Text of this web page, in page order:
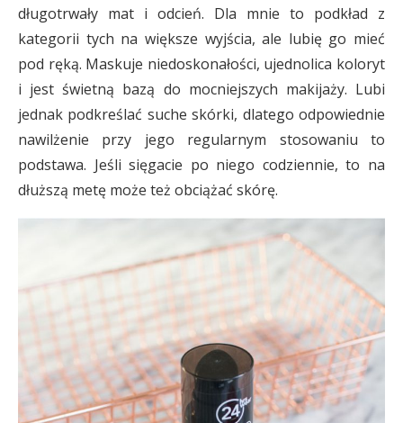
długotrwały mat i odcień. Dla mnie to podkład z
kategorii tych na większe wyjścia, ale lubię go mieć
pod ręką. Maskuje niedoskonałości, ujednolica koloryt
i jest świetną bazą do mocniejszych makijaży. Lubi
jednak podkreślać suche skórki, dlatego odpowiednie
nawilżenie przy jego regularnym stosowaniu to
podstawa. Jeśli sięgacie po niego codziennie, to na
dłuższą metę może też obciążać skórę.